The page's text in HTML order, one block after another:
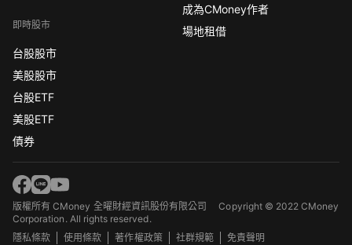
即時股市
台股股市
美股股市
台股ETF
美股ETF
債券
成為CMoney作者
場地租借
版權所有 CMoney 全曜財經資訊股份有限公司Copyright © 2022 CMoney
Corporation. All rights reserved.
隱私條款
使用條款 著作權政策 社群規範 免責聲明